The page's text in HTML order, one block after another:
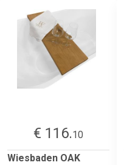
€ 116.10
Wiesbaden OAK